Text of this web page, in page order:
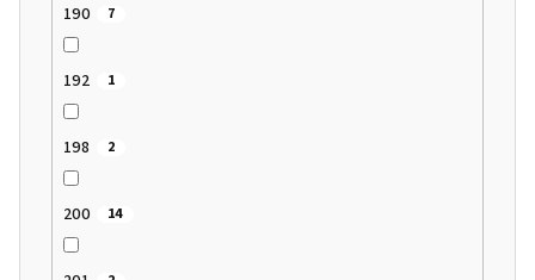
190 7
192 1
198 2
200 14